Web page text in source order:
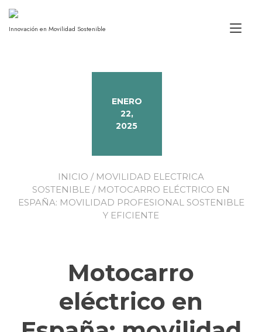
Innovación en Movilidad Sostenible
ENERO
22,
2025
INICIO / MOVILIDAD ELECTRICA
SOSTENIBLE / MOTOCARRO ELÉCTRICO EN
ESPAÑA: MOVILIDAD PROFESIONAL SOSTENIBLE
Y EFICIENTE
Motocarro
eléctrico en